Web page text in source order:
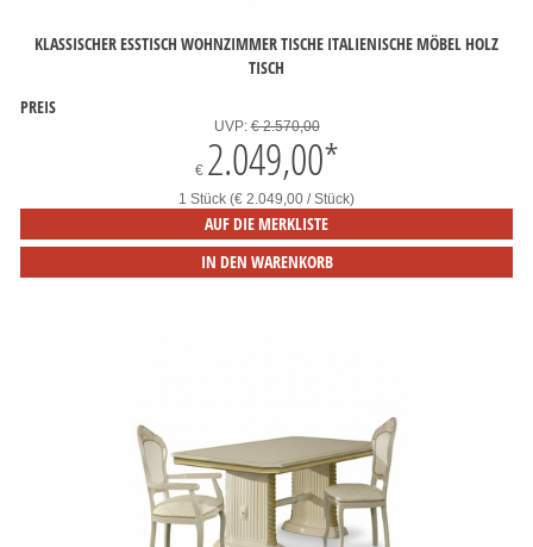
KLASSISCHER ESSTISCH WOHNZIMMER TISCHE ITALIENISCHE MÖBEL HOLZ
TISCH
PREIS
UVP:€ 2.570,00
€ 2.049,00*
1 Stück (€ 2.049,00 / Stück)
AUF DIE MERKLISTE
IN DEN WARENKORB